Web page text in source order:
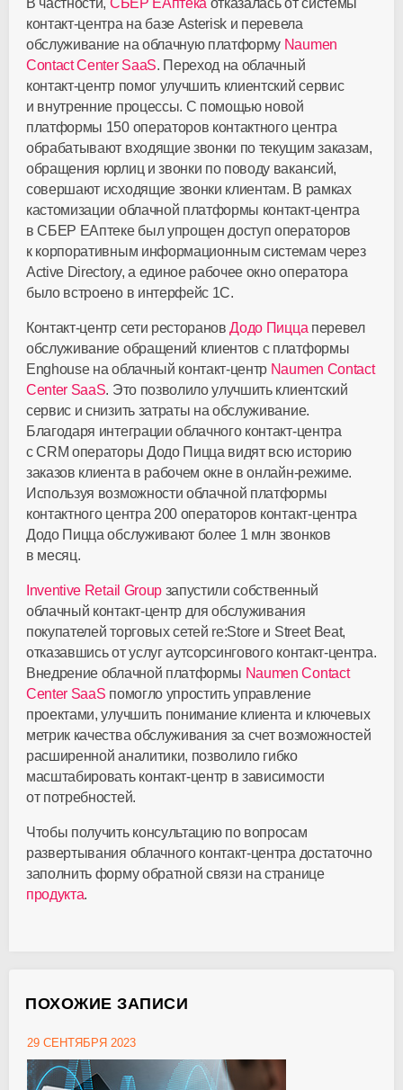
В частности, СБЕР ЕАптека отказалась от системы
контакт-центра на базе Asterisk и перевела
обслуживание на облачную платформу Naumen
Contact Center SaaS. Переход на облачный
контакт-центрпомог улучшить клиентский сервис
и внутренние процессы. С помощью новой
платформы 150 операторов контактного центра
обрабатывают входящие звонки по текущим заказам,
обращения юрлиц и звонки по поводу вакансий,
совершают исходящие звонки клиентам. В рамках
кастомизации облачной платформы контакт-центра
в СБЕР ЕАптеке был упрощен доступ операторов
к корпоративным информационным системам через
Active Directory, а единое рабочее окно оператора
было встроено в интерфейс 1С.
Контакт-центрсети ресторановДодо Пицца перевел
обслуживание обращений клиентов с платформы
Enghouse на облачный контакт-центр Naumen Contact
Center SaaS. Это позволило улучшить клиентский
сервис и снизить затраты на обслуживание.
Благодаря интеграции облачного контакт-центра
с CRM операторы Додо Пицца видят всю историю
заказов клиента в рабочем окне вонлайн-режиме.
Используя возможности облачной платформы
контактного центра 200 операторов контакт-центра
Додо Пицца обслуживают более 1 млн звонков
в месяц.
Inventive Retail Groupзапустили собственный
облачный контакт-центрдля обслуживания
покупателей торговых сетей re:Store и Street Beat,
отказавшись от услуг аутсорсингового контакт-центра.
Внедрение облачной платформы Naumen Contact
Center SaaS помогло упростить управление
проектами, улучшить понимание клиента и ключевых
метрик качества обслуживания за счет возможностей
расширенной аналитики, позволило гибко
масштабировать контакт-центр в зависимости
от потребностей.
Чтобы получить консультацию по вопросам
развертывания облачного контакт-центра достаточно
заполнить форму обратной связи на странице
продукта.
ПОХОЖИЕ ЗАПИСИ
29 СЕНТЯБРЯ 2023